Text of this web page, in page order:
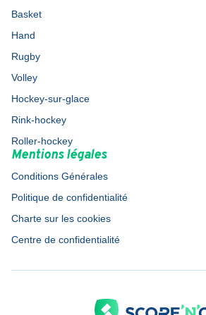
Basket
Hand
Rugby
Volley
Hockey-sur-glace
Rink-hockey
Roller-hockey
Mentions légales
Conditions Générales
Politique de confidentialité
Charte sur les cookies
Centre de confidentialité